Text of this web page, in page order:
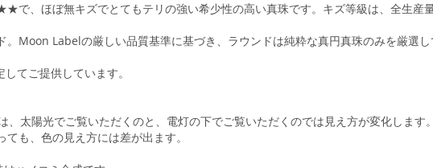
、ほぼ無キズでとてもテリの強い希少性の高い真珠です。キズ等級は、全生産
Moon Labelの厳しい品質基準に基づき、ラウンドは純粋な真円真珠のみを厳選し
てご提供しています。
、太陽光でご覧いただくのと、電灯の下でご覧いただくのでは見え方が変化しま
も、色の見え方には差が出ます。